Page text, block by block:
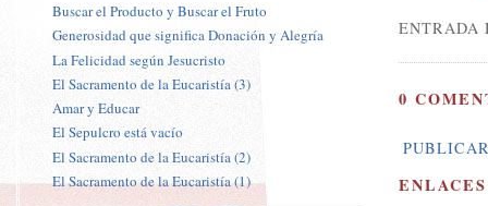
ENTRADA
0
Buscar el Producto y Buscar el Fruto
Generosidad que significa Donación y Alegría
La Felicidad según Jesucristo
El Sacramento de la Eucaristía (3)
Amar y Educar
El Sepulcro está vacío
El Sacramento de la Eucaristía (2)
El Sacramento de la Eucaristía (1)